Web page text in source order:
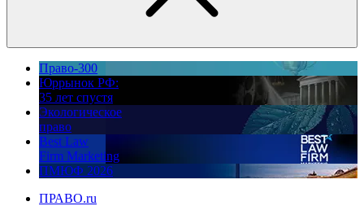
Право-300
Юррынок РФ:
35 лет спустя
Экологическое
право
Best Law
Firm Marketing
ПМЮФ 2026
ПРАВО.ru